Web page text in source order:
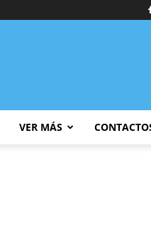
VER MÁS